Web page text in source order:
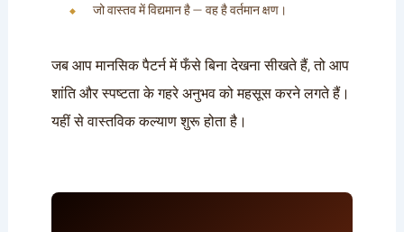
जो वास्तव में विद्यमान है — वह है वर्तमान क्षण।
जब आप मानसिक पैटर्न में फँसे बिना देखना सीखते हैं, तो आप
शांति और स्पष्टता के गहरे अनुभव को महसूस करने लगते हैं।
यहीं से वास्तविक कल्याण शुरू होता है।